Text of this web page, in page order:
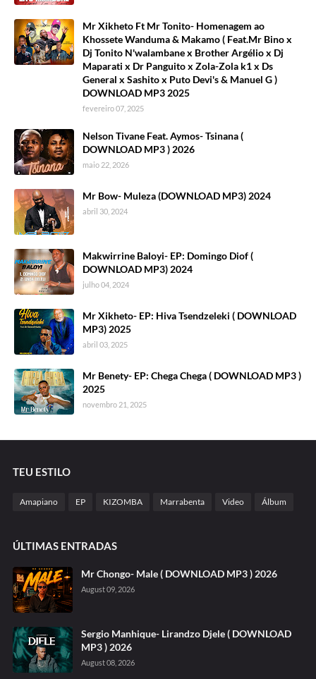
Mr Xikheto Ft Mr Tonito- Homenagem ao
Khossete Wanduma & Makamo ( Feat.Mr Bino x
Dj Tonito N'walambane x Brother Argélio x Dj
Maparati x Dr Panguito x Zola-Zola k1 x Ds
General x Sashito x Puto Devi's & Manuel G )
DOWNLOAD MP3 2025
fevereiro 07, 2025
Nelson Tivane Feat. Aymos- Tsinana (
DOWNLOAD MP3 ) 2026
maio 22, 2026
Mr Bow- Muleza (DOWNLOAD MP3) 2024
abril 30, 2024
Makwirrine Baloyi- EP: Domingo Diof (
DOWNLOAD MP3) 2024
julho 04, 2024
Mr Xikheto- EP: Hiva Tsendzeleki ( DOWNLOAD
MP3) 2025
abril 03, 2025
Mr Benety- EP: Chega Chega ( DOWNLOAD MP3 )
2025
novembro 21, 2025
TEU ESTILO
Amapiano EP KIZOMBA Marrabenta Video Álbum
ÚLTIMAS ENTRADAS
Mr Chongo- Male ( DOWNLOAD MP3 ) 2026
August 09, 2026
Sergio Manhique- Lirandzo Djele ( DOWNLOAD
MP3 ) 2026
August 08, 2026